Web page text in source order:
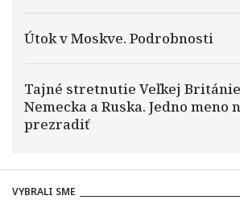
Útok v Moskve. Podrobnosti
Tajné stretnutie Veľkej
Nemecka a Ruska. Jedno meno
prezradiť
VYBRALI SME